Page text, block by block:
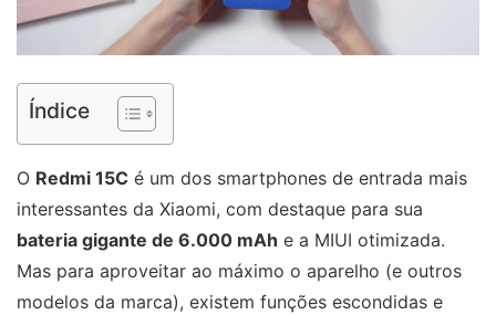
Índice
O Redmi 15C é um dos smartphones de entrada mais
interessantes da Xiaomi, com destaque para sua
bateria gigante de 6.000 mAh e a MIUI otimizada.
Mas para aproveitar ao máximo o aparelho (e outros
modelos da marca), existem funções escondidas e